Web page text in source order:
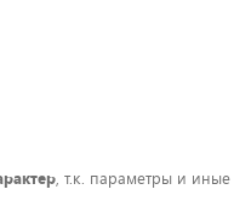
, т.к. параметры и